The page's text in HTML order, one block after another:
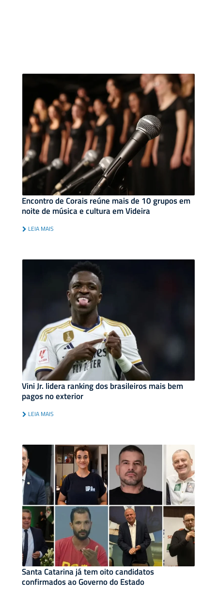
Encontro de Corais reúne mais de 10 grupos em
noite de música e cultura em Videira
LEIA MAIS
Vini Jr. lidera ranking dos brasileiros mais bem
pagos no exterior
LEIA MAIS
Santa Catarina já tem oito candidatos
confirmados ao Governo do Estado